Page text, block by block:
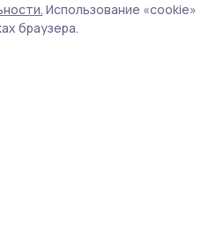
Использование «cookie»
браузера.